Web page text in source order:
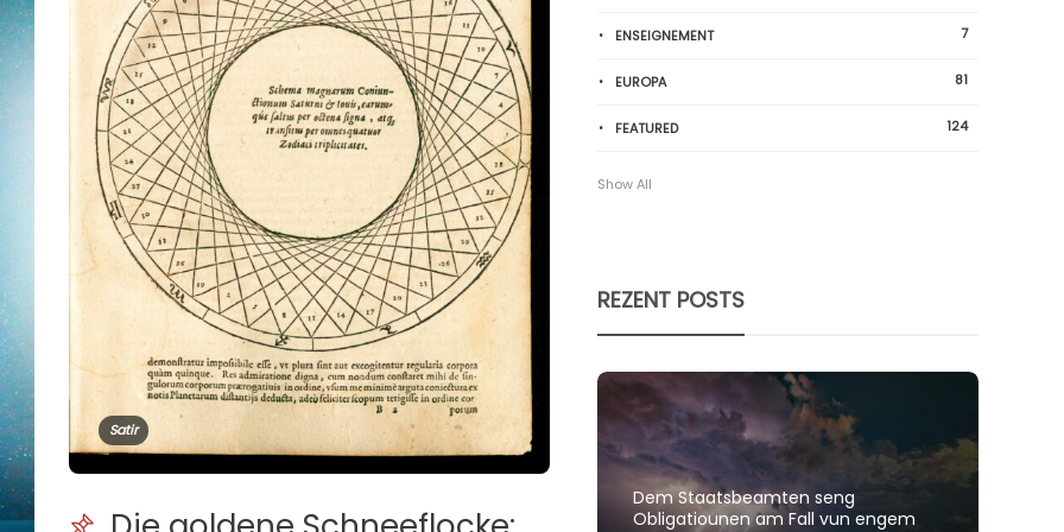
Satir
ENSEIGNEMENT 7
EUROPA 81
FEATURED 124
Show All
REZENT POSTS
Dem Staatsbeamten seng
Obligatiounen am Fall vun engem